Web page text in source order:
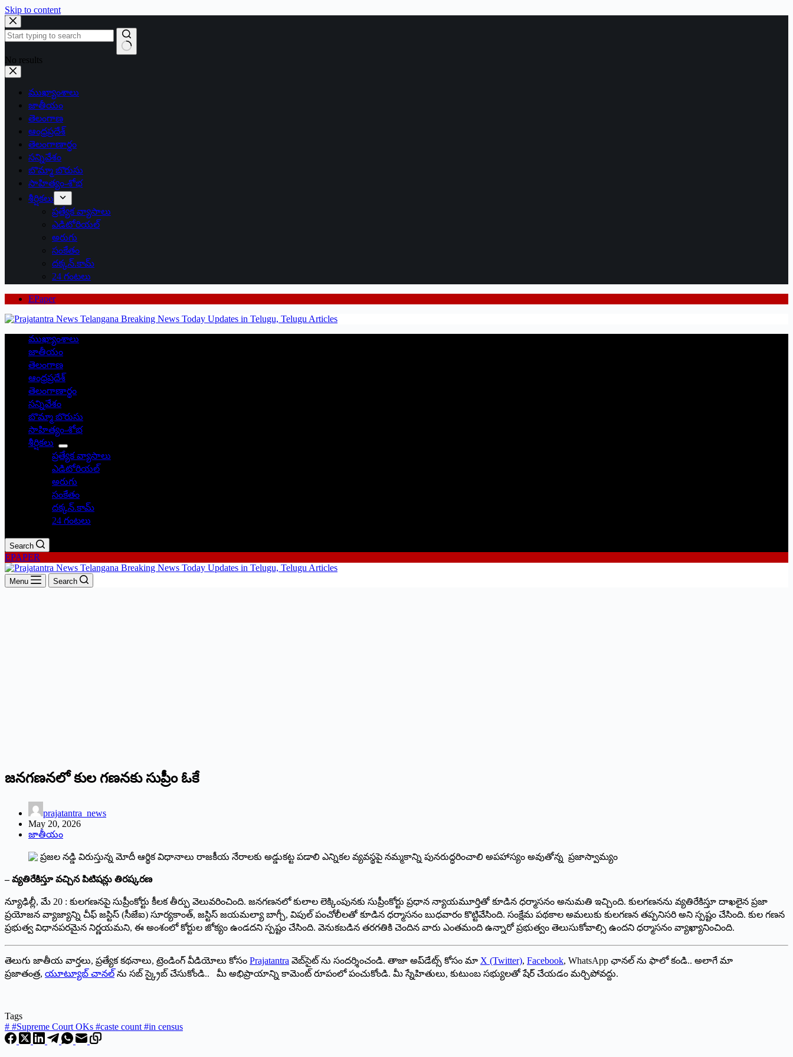
Skip to content
No results
ముఖ్యాంశాలు
జాతీయం
తెలంగాణ
ఆంధ్రప్రదేశ్
తెలంగాణార్థం
సన్నివేశం
బొమ్మా బొరుసు
సాహిత్యం-శోభ
శీర్షికలు
ప్రత్యేక వ్యాసాలు
ఎడిటోరియల్
అరుగు
సంకేతం
దక్కన్.కామ్
24 గంటలు
EPaper
ముఖ్యాంశాలు
జాతీయం
తెలంగాణ
ఆంధ్రప్రదేశ్
తెలంగాణార్థం
సన్నివేశం
బొమ్మా బొరుసు
సాహిత్యం-శోభ
శీర్షికలు
ప్రత్యేక వ్యాసాలు
ఎడిటోరియల్
అరుగు
సంకేతం
దక్కన్.కామ్
24 గంటలు
Search
EPAPER
Menu Search
జనగణనలో కుల గణనకు సుప్రీం ఓకే
prajatantra_news
May 20, 2026
జాతీయం
– వ్యతిరేకిస్తూ వచ్చిన పిటిషన్లు తిరష్కరణ
న్యూఢిల్లీ, మే 20 : కులగణనపై సుప్రీంకోర్టు కీలక తీర్పు వెలువరించింది. జనగణనలో కులాల లెక్కింపునకు సుప్రీంకోర్టు ప్రధాన న్యాయమూర్తితో కూడిన ధర్మాసనం అనుమతి ఇచ్చింది. కులగణనను వ్యతిరేకిస్తూ దాఖలైన ప్రజా
ప్రయోజన వ్యాజ్యాన్ని చీఫ్ జస్టిస్ (సీజేఐ) సూర్యకాంత్, జస్టిస్ జయమల్యా బాగ్చీ, విపుల్ పంచోలీలతో కూడిన ధర్మాసనం బుధవారం కొట్టివేసింది. సంక్షేమ పథకాల అమలుకు కులగణన తప్పనిసరి అని స్పష్టం చేసింది. కుల గణన
ప్రభుత్వ విధానపరమైన నిర్ణయమని, ఈ అంశంలో కోర్టుల జోక్యం ఉండదని స్పష్టం చేసింది. వెనుకబడిన తరగతికి చెందిన వారు ఎంతమంది ఉన్నారో ప్రభుత్వం తెలుసుకోవాల్సి ఉందని ధర్మాసనం వ్యాఖ్యానించింది.
తెలుగు జాతీయ వార్తలు, ప్రత్యేక కథనాలు, ట్రెండింగ్ వీడియోలు కోసం Prajatantra వెబ్‌సైట్ ను సందర్శించండి. తాజా అప్‌డేట్స్ కోసం మా X (Twitter), Facebook, WhatsApp ఛానల్ ను ఫాలో కండి.. అలాగే మా
ప్రజాతంత్ర, యూట్యూబ్ చానల్ ను సబ్ స్క్రైబ్ చేసుకోండి.. మీ అభిప్రాయాన్ని కామెంట్ రూపంలో పంచుకోండి. మీ స్నేహితులు, కుటుంబ సభ్యులతో షేర్ చేయడం మర్చిపోవద్దు.
Tags
# #Supreme Court OKs #caste count #in census